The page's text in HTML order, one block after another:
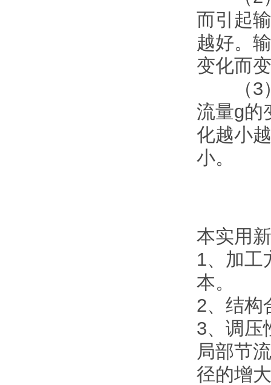
而引起
越好。
变化而
（3）
流量g的
化越小
小。
本实用
1、加工
本。
2、结构
3、调压
局部节
径的增